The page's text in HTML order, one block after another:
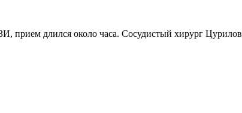
прием длился около часа. Сосудистый хирург